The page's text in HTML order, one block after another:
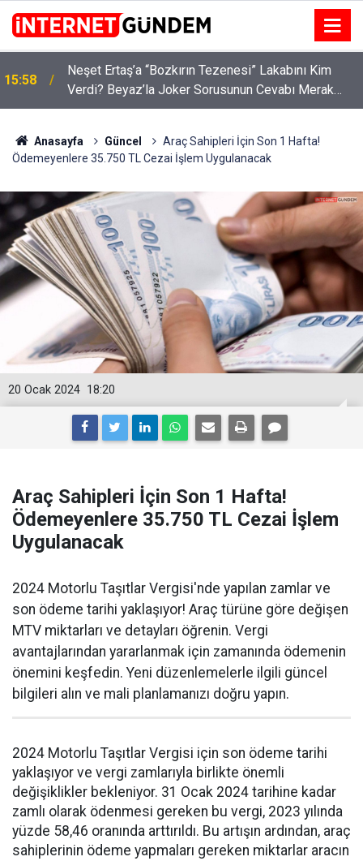
15:58
Neşet Ertaş’a “Bozkırın Tezenesi” Lakabını Kim
Verdi? Beyaz’la Joker Sorusunun Cevabı Merak
Edildi
Anasayfa Güncel
Araç Sahipleri İçin Son 1 Hafta!
Ödemeyenlere 35.750 TL Cezai İşlem Uygulanacak
18:20
20 Ocak 2024
Araç Sahipleri İçin Son 1 Hafta!
Ödemeyenlere 35.750 TL Cezai İşlem
Uygulanacak
2024 Motorlu Taşıtlar Vergisi'nde yapılan zamlar ve
son ödeme tarihi yaklaşıyor! Araç türüne göre değişen
MTV miktarları ve detayları öğrenin. Vergi
avantajlarından yararlanmak için zamanında ödemenin
önemini keşfedin. Yeni düzenlemelerle ilgili güncel
bilgileri alın ve mali planlamanızı doğru yapın.
2024 Motorlu Taşıtlar Vergisi için son ödeme tarihi
yaklaşıyor ve vergi zamlarıyla birlikte önemli
değişiklikler bekleniyor. 31 Ocak 2024 tarihine kadar
zamlı olarak ödenmesi gereken bu vergi, 2023 yılında
yüzde 58,46 oranında arttırıldı. Bu artışın ardından, araç
sahiplerinin ödeme yapmaları gereken miktarlar aracın